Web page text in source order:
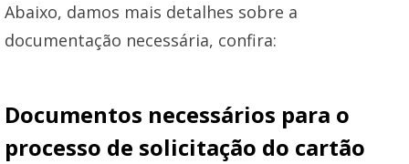
Abaixo, damos mais detalhes sobre a
documentação necessária, confira:
Documentos necessários para o
processo de solicitação do cartão